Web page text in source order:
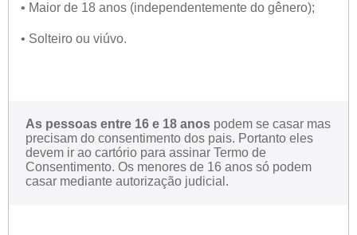
• Maior de 18 anos (independentemente do gênero);
• Solteiro ou viúvo.
As pessoas entre 16 e 18 anos podem se casar mas
precisam do consentimento dos pais. Portanto eles
devem ir ao cartório para assinar Termo de
Consentimento. Os menores de 16 anos só podem
casar mediante autorização judicial.